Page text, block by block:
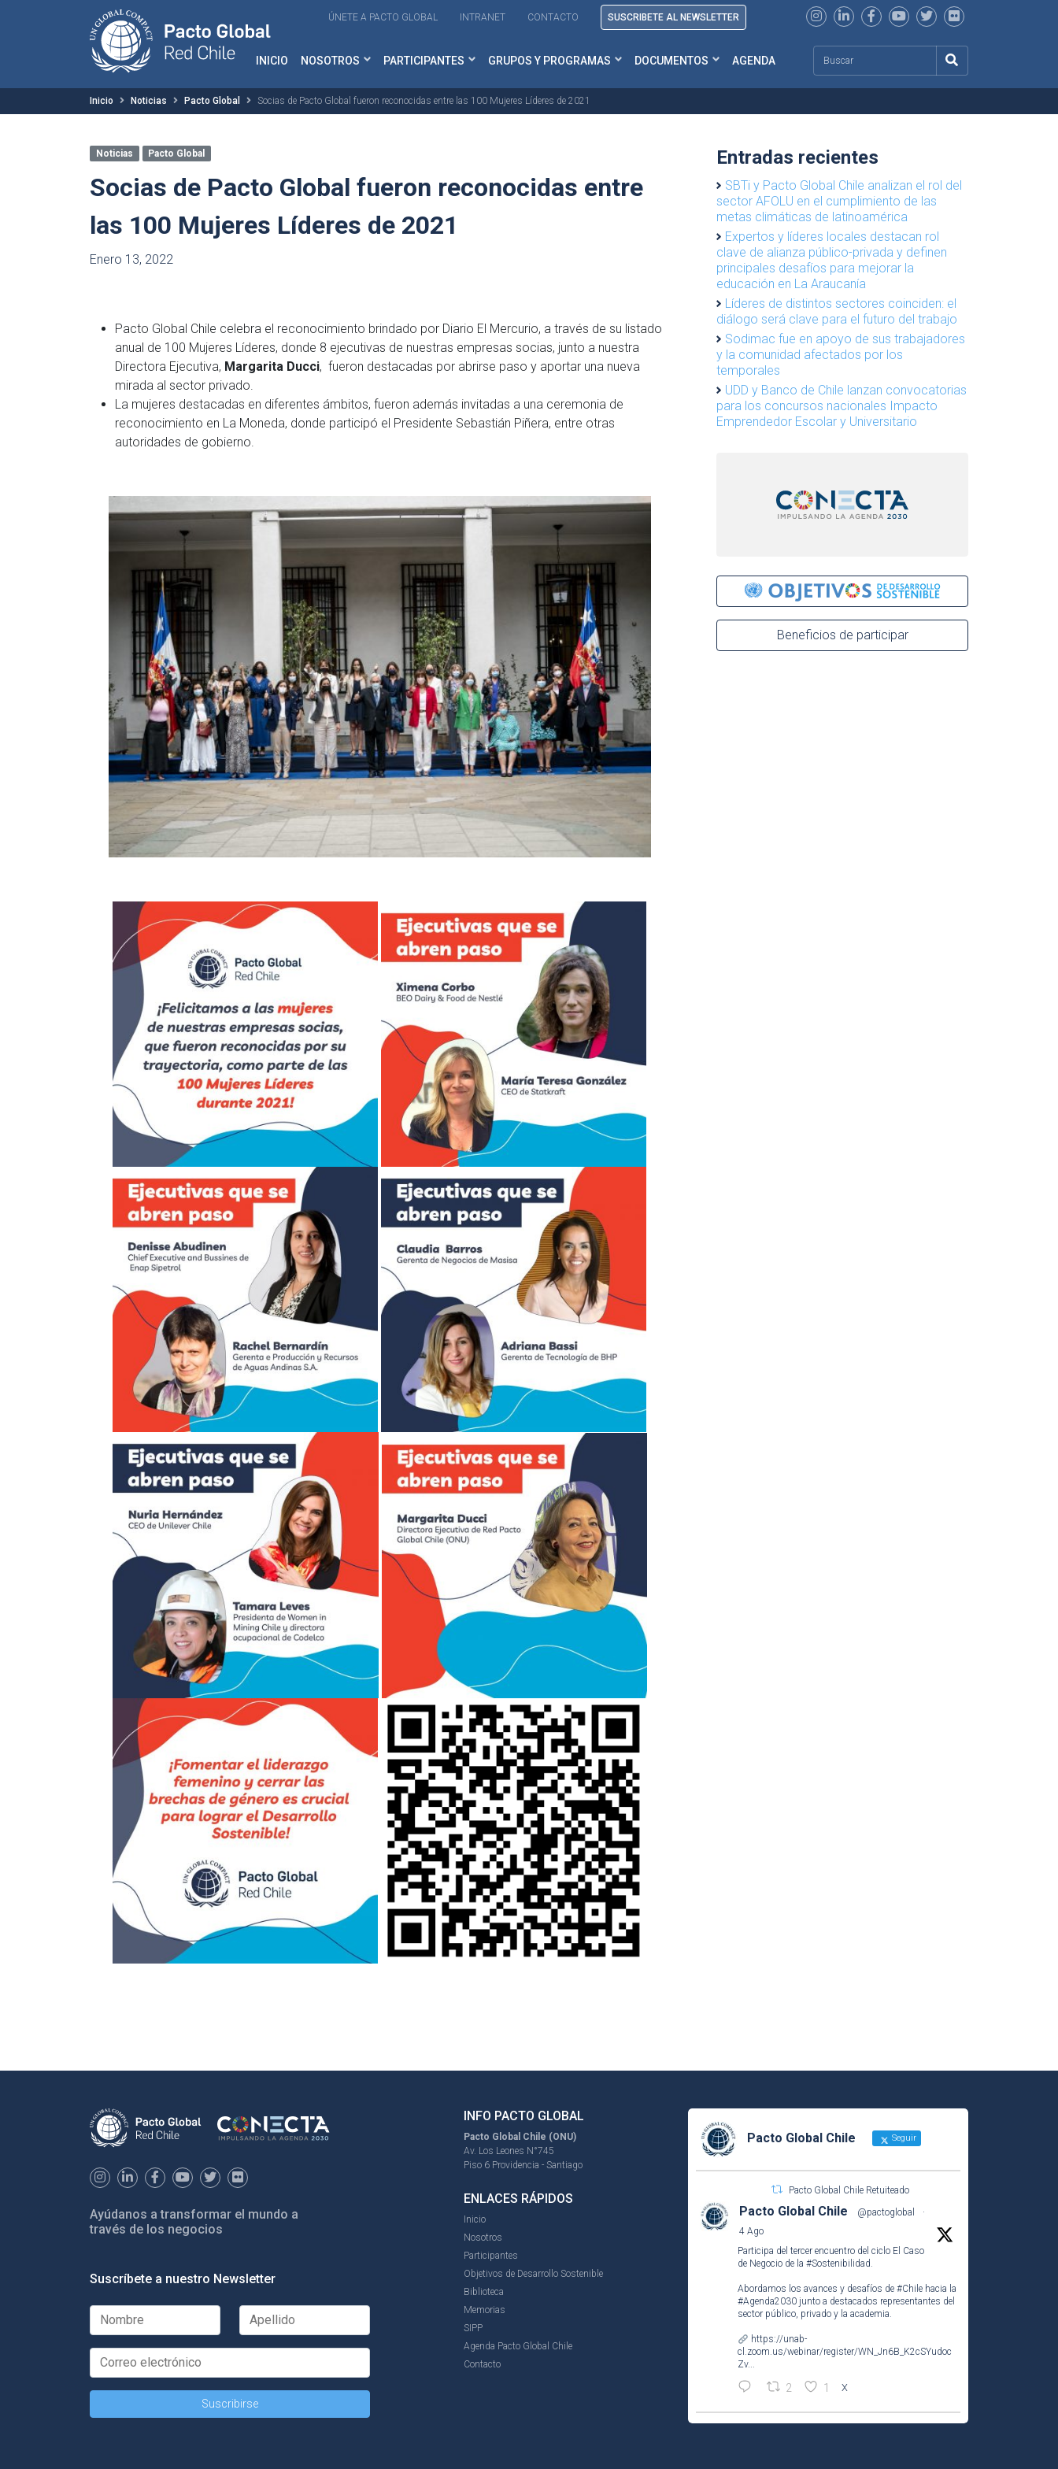
ÚNETE A PACTO GLOBAL INTRANET CONTACTO SUSCRIBETE AL NEWSLETTER
INICIO NOSOTROS PARTICIPANTES GRUPOS Y PROGRAMAS DOCUMENTOS AGENDA
Inicio Noticias Pacto Global Socias de Pacto Global fueron reconocidas entre las 100 Mujeres Líderes de 2021
Noticias Pacto Global
Socias de Pacto Global fueron reconocidas entre
las 100 Mujeres Líderes de 2021
Enero 13, 2022
Pacto Global Chile celebra el reconocimiento brindado por Diario El Mercurio, a través de su listado
anual de 100 Mujeres Líderes, donde 8 ejecutivas de nuestras empresas socias, junto a nuestra
Directora Ejecutiva, Margarita Ducci, fueron destacadas por abrirse paso y aportar una nueva
mirada al sector privado.
La mujeres destacadas en diferentes ámbitos, fueron además invitadas a una ceremonia de
reconocimiento en La Moneda, donde participó el Presidente Sebastián Piñera, entre otras
autoridades de gobierno.
Entradas recientes
SBTi y Pacto Global Chile analizan el rol del
sector AFOLU en el cumplimiento de las
metas climáticas de latinoamérica
Expertos y líderes locales destacan rol
clave de alianza público-privada y definen
principales desafíos para mejorar la
educación en La Araucanía
Líderes de distintos sectores coinciden: el
diálogo será clave para el futuro del trabajo
Sodimac fue en apoyo de sus trabajadores
y la comunidad afectados por los
temporales
UDD y Banco de Chile lanzan convocatorias
para los concursos nacionales Impacto
Emprendedor Escolar y Universitario
Beneficios de participar
Ayúdanos a transformar el mundo a
través de los negocios
Suscríbete a nuestro Newsletter
INFO PACTO GLOBAL
Pacto Global Chile (ONU)
Av. Los Leones N°745
Piso 6 Providencia - Santiago
ENLACES RÁPIDOS
Inicio
Nosotros
Participantes
Objetivos de Desarrollo Sostenible
Biblioteca
Memorias
SIPP
Agenda Pacto Global Chile
Contacto
Pacto Global Chile Seguir
Pacto Global Chile Retuiteado
Pacto Global Chile @pactoglobal
·
4 Ago
Participa del tercer encuentro del ciclo El Caso
de Negocio de la #Sostenibilidad.
Abordamos los avances y desafíos de #Chile hacia la
#Agenda2030 junto a destacados representantes del
sector público, privado y la academia.
https://unab-
cl.zoom.us/webinar/register/WN_Jn6B_K2cSYudoc
Zv...
2 1 X